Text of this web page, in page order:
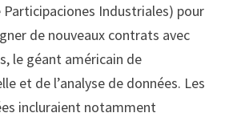
Industriales) pour
de nouveaux contrats avec
le géant américain de
et de l’analyse de données. Les
incluraient notamment